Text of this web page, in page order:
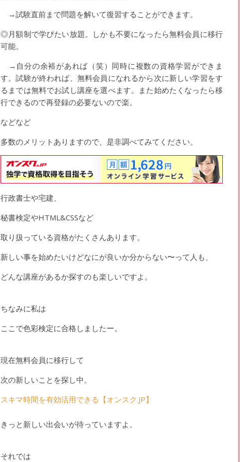
→試験直前まで問題を解いて復習することができます。
◎月額制で学びたい放題。しかも不要になったら無料会員に移行
可能。
→自分の余裕があれば（笑）同時に複数の資格学習ができま
す。試験が終われば、無料会員になれるから次に新しい学習をす
るまでは無料でお試し講座を選べます。また始めたくなったら移
行できるので再登録の必要ないので楽。
などなど
多数のメリットありますので、是非調べてみてください。
行政書士や宅建、
秘書検定やHTML&CSSなど
取り扱っている資格がたくさんあります。
新しい事を始めたいけどなにが良いか分からない〜って人も、
どんな講座があるか探すのも楽しいですよ。
ちなみに私は
ここで色彩検定に合格しましたー。
現在無料会員に移行して
次の新しいことを探し中。
スキマ時間を有効活用できる【オンスク.JP】
きっと新しい出会いが待っていますよ。
それでは